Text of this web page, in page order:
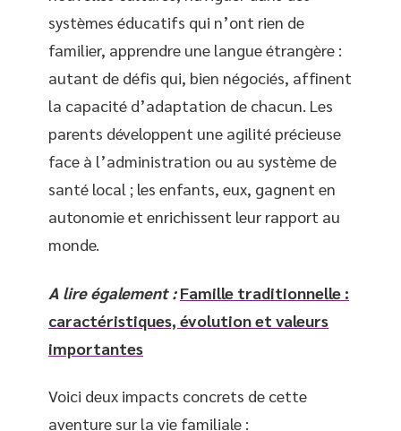
systèmes éducatifs qui n’ont rien de
familier, apprendre une langue étrangère :
autant de défis qui, bien négociés, affinent
la capacité d’adaptation de chacun. Les
parents développent une agilité précieuse
face à l’administration ou au système de
santé local ; les enfants, eux, gagnent en
autonomie et enrichissent leur rapport au
monde.
A lire également : Famille traditionnelle :
caractéristiques, évolution et valeurs
importantes
Voici deux impacts concrets de cette
aventure sur la vie familiale :